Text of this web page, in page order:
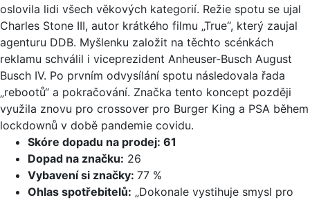
oslovila lidi všech věkových kategorií. Režie spotu se ujal
Charles Stone III, autor krátkého filmu „True“, který zaujal
agenturu DDB. Myšlenku založit na těchto scénkách
reklamu schválil i viceprezident Anheuser-Busch August
Busch IV. Po prvním odvysílání spotu následovala řada
„rebootů“ a pokračování. Značka tento koncept později
využila znovu pro crossover pro Burger King a PSA během
lockdownů v době pandemie covidu.
Skóre dopadu na prodej: 61
Dopad na značku: 26
Vybavení si značky: 77 %
Ohlas spotřebitelů: „Dokonale vystihuje smysl pro